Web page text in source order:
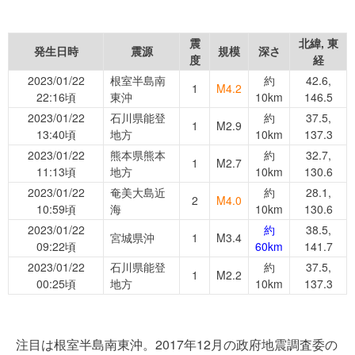
発生日時 震源
震
度
規模 深さ
北緯, 東
経
2023/01/22
22:16頃
根室半島南
東沖
1 M4.2
約
10km
42.6,
146.5
2023/01/22
13:40頃
石川県能登
地方
1 M2.9
約
10km
37.5,
137.3
2023/01/22
11:13頃
熊本県熊本
地方
1 M2.7
約
10km
32.7,
130.6
2023/01/22
10:59頃
奄美大島近
海
2 M4.0
約
10km
28.1,
130.6
2023/01/22
09:22頃
宮城県沖 1 M3.4
約
60km
38.5,
141.7
2023/01/22
00:25頃
石川県能登
地方
1 M2.2
約
10km
37.5,
137.3
注目は根室半島南東沖。2017年12月の政府地震調査委の